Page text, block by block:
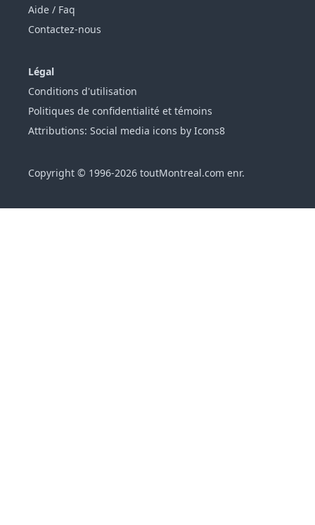
Aide / Faq
Contactez-nous
Légal
Conditions d'utilisation
Politiques de confidentialité et témoins
Attributions: Social media icons by Icons8
Copyright © 1996-2026 toutMontreal.com enr.